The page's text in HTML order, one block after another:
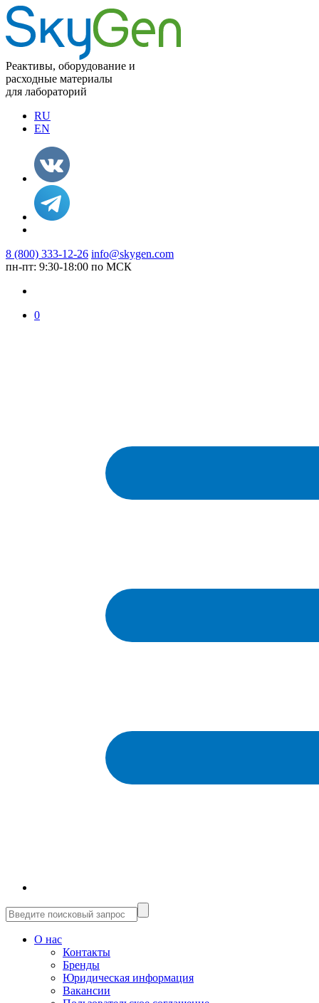
Реактивы, оборудование и
расходные материалы
для лабораторий
RU
EN
8 (800) 333-12-26 info@skygen.com
пн-пт: 9:30-18:00 по МСК
0
О нас
Контакты
Бренды
Юридическая информация
Вакансии